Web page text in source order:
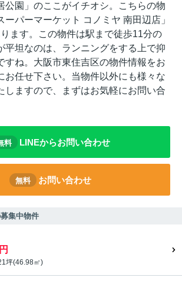
公園」のここがイチオシ。こちらの物
ーパーマーケット コノミヤ 南田辺店」
ます。この物件は駅まで徒歩11分の
平坦なのは、ランニングをする上で抑
すね。大阪市東住吉区の物件情報をお
お任せ下さい。当物件以外にも様々な
しますので、まずはお気軽にお問い合
料 LINEからお問い合わせ
無料 お問い合わせ
集中物件
坪(46.98㎡)